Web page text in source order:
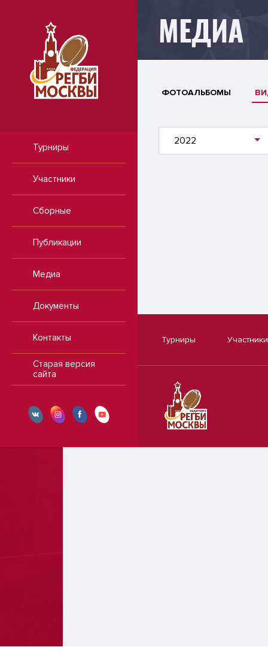
Турниры
Участники
Сборные
Публикации
Медиа
Документы
Контакты
Старая версия
сайта
МЕДИА
ФОТОАЛЬБОМЫ
2022
Турниры Участники